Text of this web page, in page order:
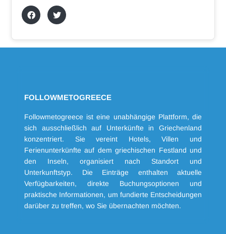
FOLLOWMETOGREECE
Followmetogreece ist eine unabhängige Plattform, die
sich ausschließlich auf Unterkünfte in Griechenland
konzentriert. Sie vereint Hotels, Villen und
Ferienunterkünfte auf dem griechischen Festland und
den Inseln, organisiert nach Standort und
Unterkunftstyp. Die Einträge enthalten aktuelle
Verfügbarkeiten, direkte Buchungsoptionen und
praktische Informationen, um fundierte Entscheidungen
darüber zu treffen, wo Sie übernachten möchten.